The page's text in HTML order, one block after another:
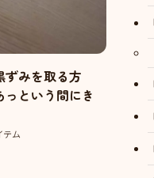
ずみを取る方
という間にき
テム